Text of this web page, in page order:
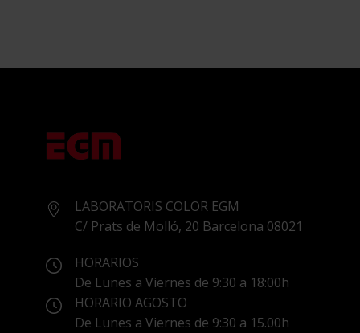
LABORATORIS COLOR EGM
C/ Prats de Molló, 20 Barcelona 08021
HORARIOS
De Lunes a Viernes de 9:30 a 18:00h
HORARIO AGOSTO
De Lunes a Viernes de 9:30 a 15.00h